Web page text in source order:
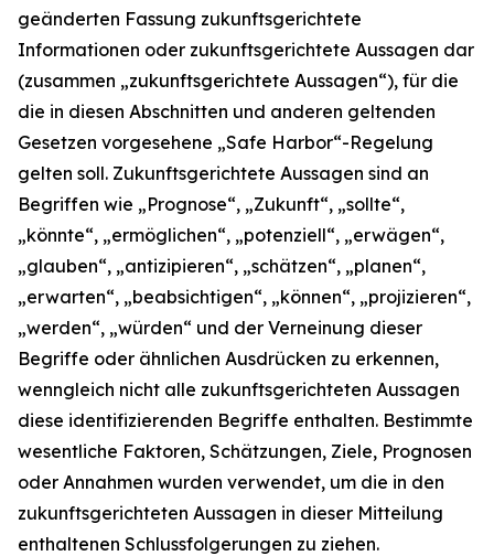
geänderten Fassung zukunftsgerichtete
Informationen oder zukunftsgerichtete Aussagen dar
(zusammen „zukunftsgerichtete Aussagen“), für die
die in diesen Abschnitten und anderen geltenden
Gesetzen vorgesehene „Safe Harbor“-Regelung
gelten soll. Zukunftsgerichtete Aussagen sind an
Begriffen wie „Prognose“, „Zukunft“, „sollte“,
„könnte“, „ermöglichen“, „potenziell“, „erwägen“,
„glauben“, „antizipieren“, „schätzen“, „planen“,
„erwarten“, „beabsichtigen“, „können“, „projizieren“,
„werden“, „würden“ und der Verneinung dieser
Begriffe oder ähnlichen Ausdrücken zu erkennen,
wenngleich nicht alle zukunftsgerichteten Aussagen
diese identifizierenden Begriffe enthalten. Bestimmte
wesentliche Faktoren, Schätzungen, Ziele, Prognosen
oder Annahmen wurden verwendet, um die in den
zukunftsgerichteten Aussagen in dieser Mitteilung
enthaltenen Schlussfolgerungen zu ziehen.